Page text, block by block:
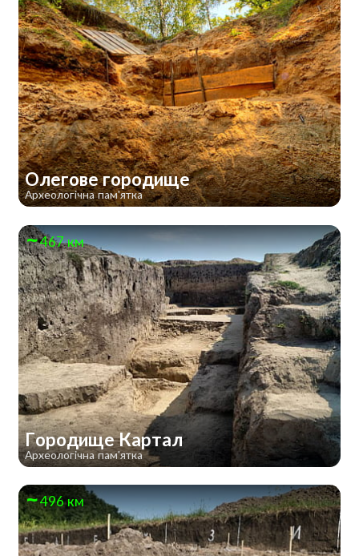
Олегове городище
Археологічна пам'ятка
467 км
Городище Картал
Археологічна пам'ятка
496 км